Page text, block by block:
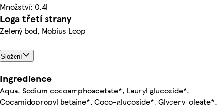
Množství: 0.4l
Loga třetí strany
Zelený bod, Mobius Loop
Složení
Ingredience
Aqua, Sodium cocoamphoacetate*, Lauryl glucoside*,
Cocamidopropyl betaine*, Coco-glucoside*, Glyceryl oleate*,